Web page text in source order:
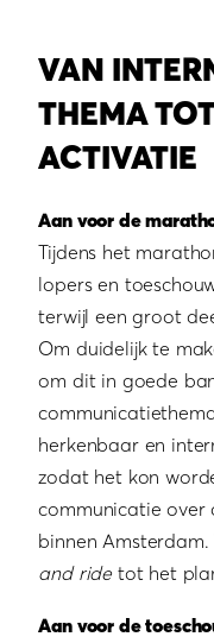
VAN
THEMA
ACTIVATIE
Aan voor de
Tijdens het
lopers en
terwijl een groot
Om duidelijk te
om dit in goede
herkenbaar en
zodat het kon
communicatie over
binnen
and ridetot het
Aan voor de